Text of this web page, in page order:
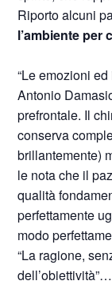
Riporto alcuni
l’ambiente per
“Le emozioni
Antonio
prefrontale. Il
conserva
brillantemente)
le nota che il
qualità
perfettamente
modo
“La ragione,